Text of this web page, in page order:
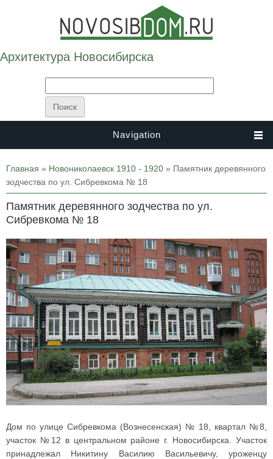
Архитектура Новосибирска
Navigation
Вы здесь
Главная » Новониколаевск 1910 - 1920 » Памятник деревянного
зодчества по ул. Сибревкома № 18
Памятник деревянного зодчества по ул.
Сибревкома № 18
Дом по улице Сибревкома (Вознесенская) № 18, квартал №8,
участок №12 в центральном районе г. Новосибирска. Участок
принадлежал Никитину Василию Васильевичу, уроженцу